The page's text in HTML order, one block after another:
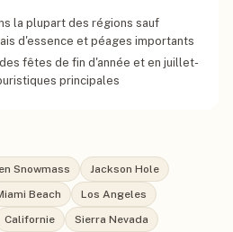
la plupart des régions sauf
d'essence et péages importants
fêtes de fin d'année et en juillet-
principales
Snowmass
Jackson Hole
Beach
Los Angeles
Californie
Sierra Nevada